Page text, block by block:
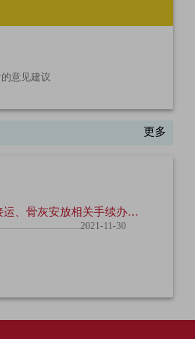
意见建议
更多
运、骨灰安放相关手续办理
2021-11-30